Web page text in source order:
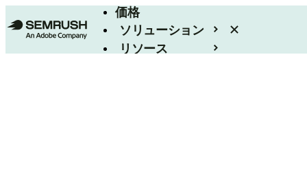
価格
ソリューション
リソース